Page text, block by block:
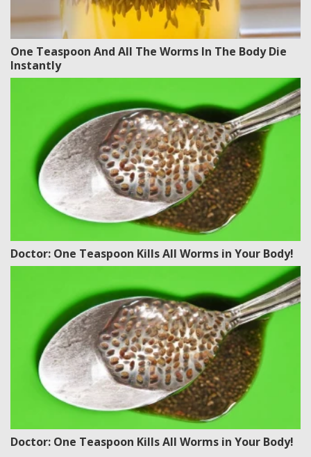
One Teaspoon And All The Worms In The Body Die
Instantly
Doctor: One Teaspoon Kills All Worms in Your Body!
Doctor: One Teaspoon Kills All Worms in Your Body!